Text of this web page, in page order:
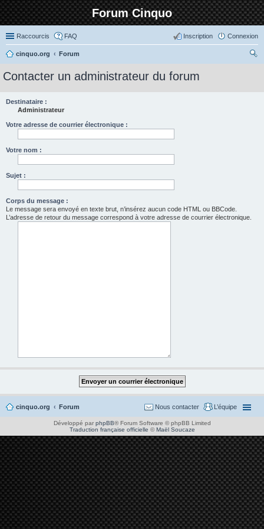
Forum Cinquo
Raccourcis FAQ Connexion
Inscription
cinquo.org
Forum
Contacter un administrateur du forum
Destinataire :
Administrateur
Votre adresse de courrier électronique :
Votre nom :
Sujet :
Corps du message :
Le message sera envoyé en texte brut, n’insérez aucun code HTML ou BBCode.
L’adresse de retour du message correspond à votre adresse de courrier électronique.
cinquo.org Forum L’équipe
Nous contacter
Développé par phpBB® Forum Software © phpBB Limited
Traduction française officielle ©Maël Soucaze